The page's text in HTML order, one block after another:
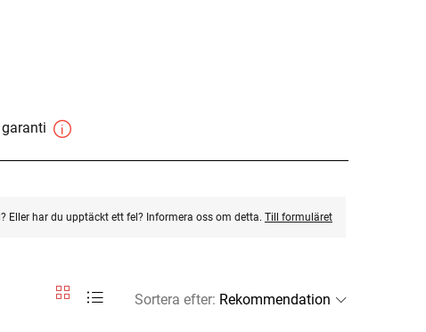
Eller har du upptäckt ett fel? Informera oss om detta. Till formuläret
Sortera efter: